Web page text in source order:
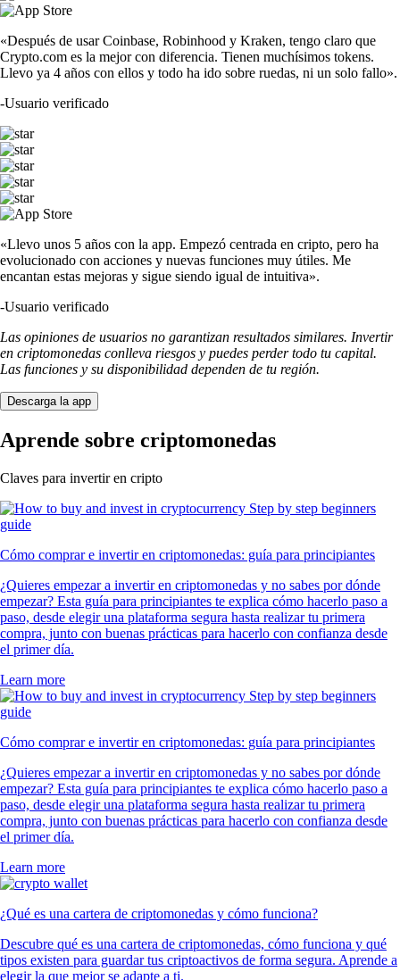
«Después de usar Coinbase, Robinhood y Kraken, tengo claro que
Crypto.com es la mejor con diferencia. Tienen muchísimos tokens.
Llevo ya 4 años con ellos y todo ha ido sobre ruedas, ni un solo fallo».
-Usuario verificado
«Llevo unos 5 años con la app. Empezó centrada en cripto, pero ha
evolucionado con acciones y nuevas funciones muy útiles. Me
encantan estas mejoras y sigue siendo igual de intuitiva».
-Usuario verificado
Las opiniones de usuarios no garantizan resultados similares. Invertir
en criptomonedas conlleva riesgos y puedes perder todo tu capital.
Las funciones y su disponibilidad dependen de tu región.
Descarga la app
Aprende sobre criptomonedas
Claves para invertir en cripto
Cómo comprar e invertir en criptomonedas: guía para principiantes
¿Quieres empezar a invertir en criptomonedas y no sabes por dónde
empezar? Esta guía para principiantes te explica cómo hacerlo paso a
paso, desde elegir una plataforma segura hasta realizar tu primera
compra, junto con buenas prácticas para hacerlo con confianza desde
el primer día.
Learn more
Cómo comprar e invertir en criptomonedas: guía para principiantes
¿Quieres empezar a invertir en criptomonedas y no sabes por dónde
empezar? Esta guía para principiantes te explica cómo hacerlo paso a
paso, desde elegir una plataforma segura hasta realizar tu primera
compra, junto con buenas prácticas para hacerlo con confianza desde
el primer día.
Learn more
¿Qué es una cartera de criptomonedas y cómo funciona?
Descubre qué es una cartera de criptomonedas, cómo funciona y qué
tipos existen para guardar tus criptoactivos de forma segura. Aprende a
elegir la que mejor se adapte a ti.